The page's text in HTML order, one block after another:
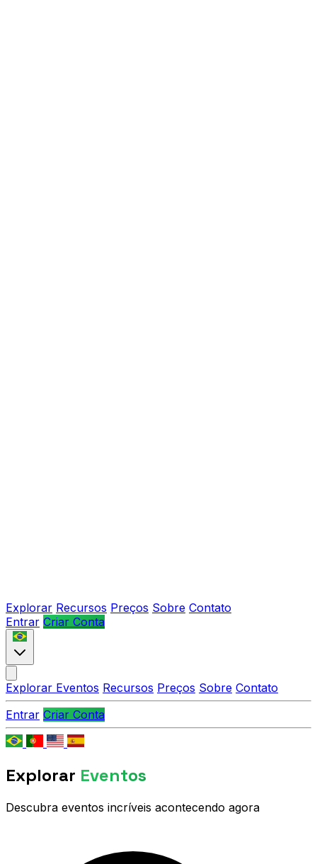
Explorar Recursos Preços Sobre Contato
Entrar Criar Conta
Explorar Eventos Recursos Preços Sobre Contato
Entrar Criar Conta
Explorar Eventos
Descubra eventos incríveis acontecendo agora